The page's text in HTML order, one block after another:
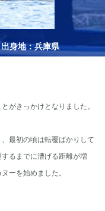
身地：兵庫県
がきっかけとなりました。
最初の頃は転覆ばかりして
るまでに漕げる距離が増
ーを始めました。